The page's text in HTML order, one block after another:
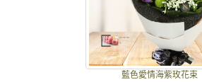
藍色愛情海紫玫花束